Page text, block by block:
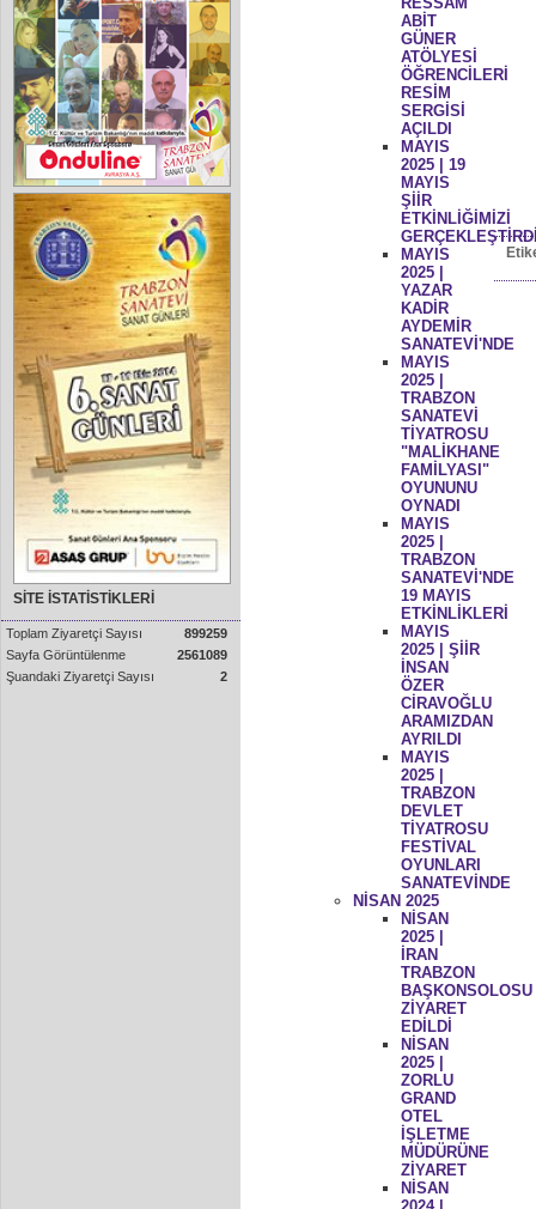
SİTE İSTATİSTİKLERİ
Toplam Ziyaretçi Sayısı
899259
Sayfa Görüntülenme
2561089
Şuandaki Ziyaretçi Sayısı
2
ABİT
GÜNER
ATÖLYESİ
ÖĞRENCİLERİ
RESİM
SERGİSİ
AÇILDI
MAYIS
2025 | 19
MAYIS
ŞİİR
ETKİNLİĞİMİZİ
MAYIS
2025 |
YAZAR
KADİR
AYDEMİR
SANATEVİ'NDE
MAYIS
2025 |
TRABZON
SANATEVİ
TİYATROSU
"MALİKHANE
FAMİLYASI"
OYUNUNU
OYNADI
MAYIS
2025 |
TRABZON
SANATEVİ'NDE
19 MAYIS
ETKİNLİKLERİ
MAYIS
2025 | ŞİİR
İNSAN
ÖZER
CİRAVOĞLU
ARAMIZDAN
AYRILDI
MAYIS
2025 |
TRABZON
DEVLET
TİYATROSU
FESTİVAL
OYUNLARI
SANATEVİNDE
NİSAN 2025
NİSAN
2025 |
İRAN
TRABZON
BAŞKONSOLOSU
ZİYARET
EDİLDİ
NİSAN
2025 |
ZORLU
GRAND
OTEL
İŞLETME
MÜDÜRÜNE
ZİYARET
NİSAN